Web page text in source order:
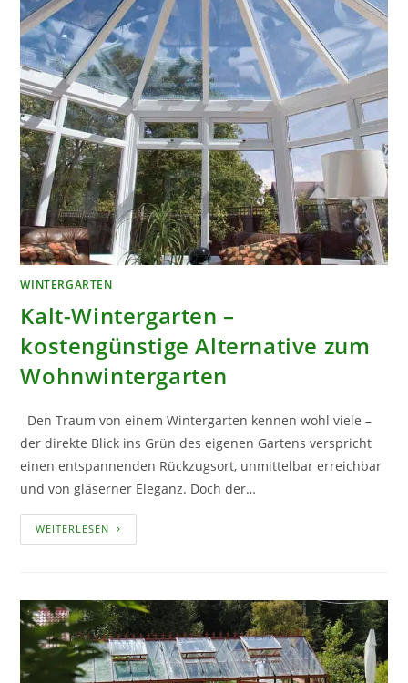
WINTERGARTEN
Kalt-Wintergarten –
kostengünstige Alternative zum
Wohnwintergarten
Den Traum von einem Wintergarten kennen wohl viele –
der direkte Blick ins Grün des eigenen Gartens verspricht
einen entspannenden Rückzugsort, unmittelbar erreichbar
und von gläserner Eleganz. Doch der…
WEITERLESEN KALT-
WINTERGARTEN
WOHNWINTERGARTEN